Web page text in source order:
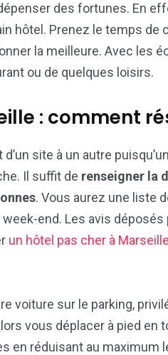
des fortunes. En
hôtel. Prenez le temps de
la meilleure. Avec les
ou de quelques loisirs.
: comment
site à un autre
Il suffit de renseigner la
. Vous aurez une liste
end. Les avis
un hôtel pas cher à Marseille
voiture sur le parking,
vous déplacer à pied en
en réduisant au maximum